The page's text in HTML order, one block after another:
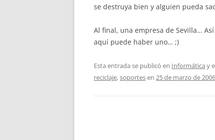
se destruya bien y alguien pueda
Al final, una empresa de Sevilla…
aquí puede haber uno… ;)
Esta entrada se publicó en Informática y
reciclaje,soportesen 25 de marzo de 2006